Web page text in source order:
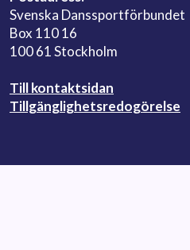
Svenska Danssportförbundet
Box 110 16
100 61 Stockholm
Till kontaktsidan
Tillgänglighetsredogörelse